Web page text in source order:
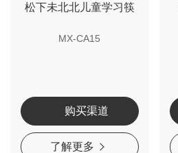
松下未北北儿童学习筷
MX-CA15
购买渠道
了解更多